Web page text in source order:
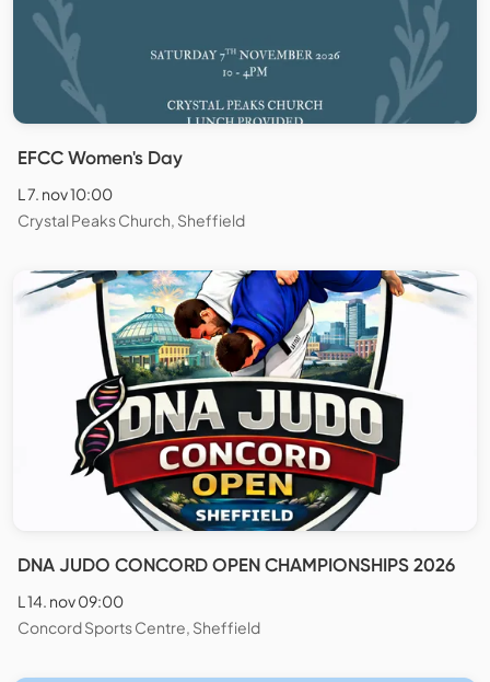
EFCC Women's Day
L 7. nov 10:00
Crystal Peaks Church, Sheffield
DNA JUDO CONCORD OPEN CHAMPIONSHIPS 2026
L 14. nov 09:00
Concord Sports Centre, Sheffield